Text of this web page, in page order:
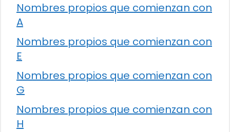
Nombres propios que comienzan con
A
Nombres propios que comienzan con
E
Nombres propios que comienzan con
G
Nombres propios que comienzan con
H